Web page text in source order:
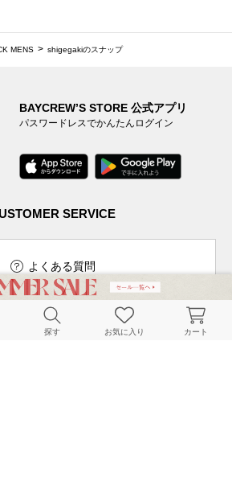
MENS shigegakiのスナップ
BAYCREW’S STORE 公式アプリ
パスワードレスでかんたんログイン
SERVICE
よくある質問
探す お気に入り カート